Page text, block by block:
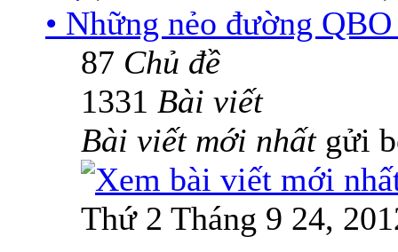
• Những nẻo đường
87 Chủ đề
1331 Bài viết
Bài viết mới nhấtgửi
Thứ 2 Tháng 9 24,